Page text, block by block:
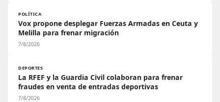
POLÍTICA
Vox propone desplegar Fuerzas Armadas en Ceuta y
Melilla para frenar migración
7/8/2026
DEPORTES
La RFEF y la Guardia Civil colaboran para frenar
fraudes en venta de entradas deportivas
7/8/2026